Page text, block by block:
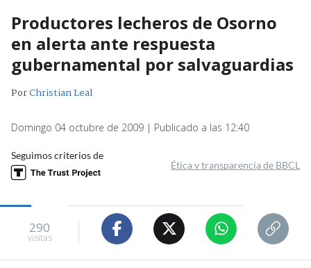
Productores lecheros de Osorno
en alerta ante respuesta
gubernamental por salvaguardias
PorChristian Leal
Domingo 04 octubre de 2009 | Publicado a las 12:40
Seguimos criterios de
Ética y transparencia de BBCL
290
visitas